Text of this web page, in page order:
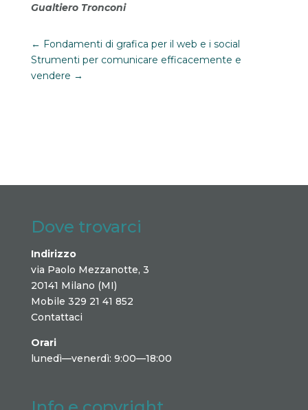
Gualtiero Tronconi
← Fondamenti di grafica per il web e i social
Strumenti per comunicare efficacemente e
vendere →
Dove trovarci
Indirizzo
via Paolo Mezzanotte, 3
20141 Milano (MI)
Mobile 329 21 41 852
Contattaci
Orari
lunedì—venerdì: 9:00—18:00